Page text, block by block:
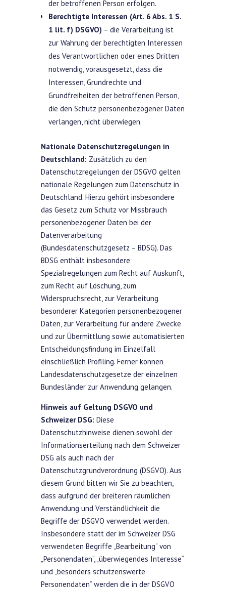
der betroffenen Person erfolgen.
Berechtigte Interessen (Art. 6 Abs. 1 S.
1 lit. f) DSGVO) – die Verarbeitung ist
zur Wahrung der berechtigten Interessen
des Verantwortlichen oder eines Dritten
notwendig, vorausgesetzt, dass die
Interessen, Grundrechte und
Grundfreiheiten der betroffenen Person,
die den Schutz personenbezogener Daten
verlangen, nicht überwiegen.
Nationale Datenschutzregelungen in
Deutschland: Zusätzlich zu den
Datenschutzregelungen der DSGVO gelten
nationale Regelungen zum Datenschutz in
Deutschland. Hierzu gehört insbesondere
das Gesetz zum Schutz vor Missbrauch
personenbezogener Daten bei der
Datenverarbeitung
(Bundesdatenschutzgesetz – BDSG). Das
BDSG enthält insbesondere
Spezialregelungen zum Recht auf Auskunft,
zum Recht auf Löschung, zum
Widerspruchsrecht, zur Verarbeitung
besonderer Kategorien personenbezogener
Daten, zur Verarbeitung für andere Zwecke
und zur Übermittlung sowie automatisierten
Entscheidungsfindung im Einzelfall
einschließlich Profiling. Ferner können
Landesdatenschutzgesetze der einzelnen
Bundesländer zur Anwendung gelangen.
Hinweis auf Geltung DSGVO und
Schweizer DSG: Diese
Datenschutzhinweise dienen sowohl der
Informationserteilung nach dem Schweizer
DSG als auch nach der
Datenschutzgrundverordnung (DSGVO). Aus
diesem Grund bitten wir Sie zu beachten,
dass aufgrund der breiteren räumlichen
Anwendung und Verständlichkeit die
Begriffe der DSGVO verwendet werden.
Insbesondere statt der im Schweizer DSG
verwendeten Begriffe „Bearbeitung“ von
„Personendaten“, „überwiegendes Interesse“
und „besonders schützenswerte
Personendaten“ werden die in der DSGVO